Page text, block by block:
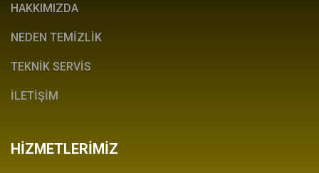
HAKKIMIZDA
NEDEN TEMİZLİK
TEKNİK SERVİS
İLETİŞİM
HİZMETLERİMİZ